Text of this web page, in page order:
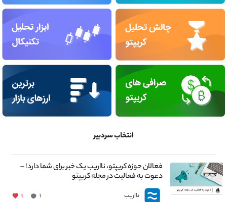
انتخاب سردبیر
فعالان حوزه کریپتو، نااریب یک خبر برای شما دارد! –
دعوت به فعالیت در مجله کریپتو
نااریب ۱ ۱